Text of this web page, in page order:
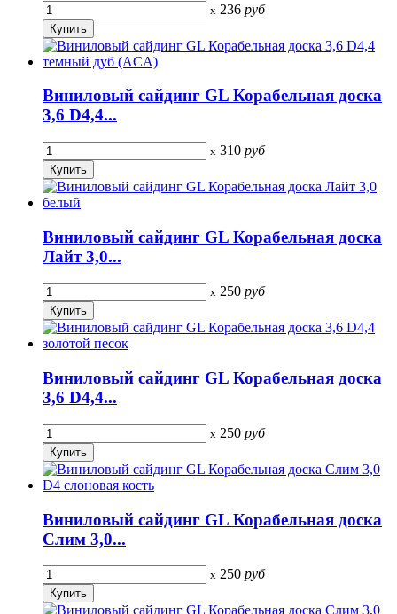
x 236 руб
Виниловый сайдинг GL Корабельная доска
3,6 D4,4...
x 310 руб
Виниловый сайдинг GL Корабельная доска
Лайт 3,0...
x 250 руб
Виниловый сайдинг GL Корабельная доска
3,6 D4,4...
x 250 руб
Виниловый сайдинг GL Корабельная доска
Слим 3,0...
x 250 руб